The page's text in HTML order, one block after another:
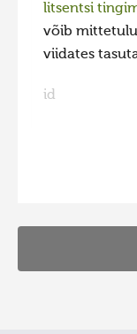
Liikuvad
Hiite
Hiite
Hiite
litsentsi
võib
viidates
id